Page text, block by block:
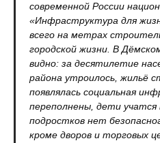
современной России
«Инфраструктура для
всего на метрах
городской жизни. В
видно: за десятилетие
района утроилось, жильё
появлялась социальная
переполнены, дети учатся
подростков нет
кроме дворов и торговых